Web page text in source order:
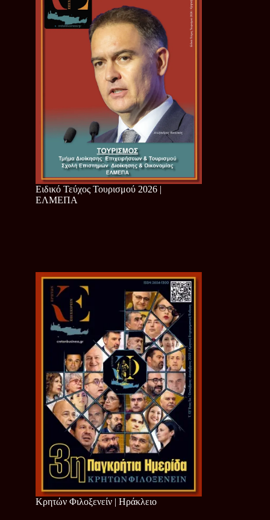
Ειδικό Τεύχος Τουρισμού 2026 |
ΕΛΜΕΠΑ
Κρητών Φιλοξενείν | Ηράκλειο